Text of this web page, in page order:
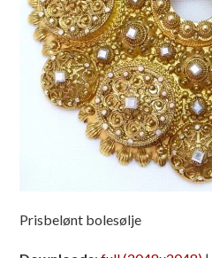
Prisbelønt bolesølje